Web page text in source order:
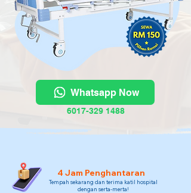
Whatsapp Now
6017-329 1488
4 Jam Penghantaran
Tempah sekarang dan terima katil hospital
dengan serta-merta!